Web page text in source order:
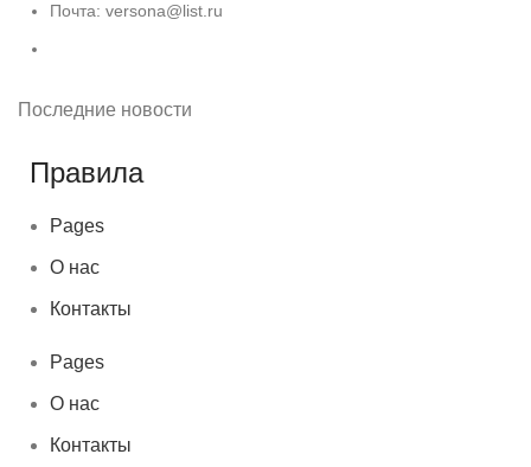
Почта: versona@list.ru
Последние новости
Правила
Pages
О нас
Контакты
Pages
О нас
Контакты